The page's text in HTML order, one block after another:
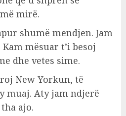
mirë.
shumë mendjen. Jam
mësuar t’i besoj
dhe vetes sime.
New Yorkun, të
muaj. Aty jam ndjerë
ajo.